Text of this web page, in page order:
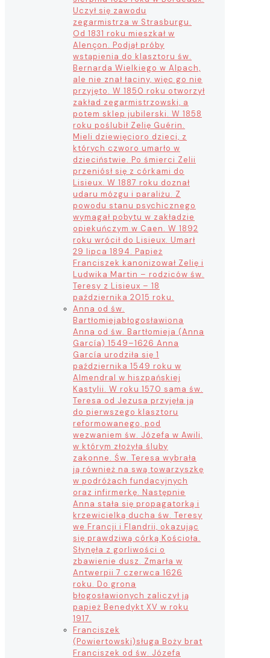
Uczył się zawodu
zegarmistrza w Strasburgu.
Od 1831 roku mieszkał w
Alençon. Podjął próby
wstąpienia do klasztoru św.
Bernarda Wielkiego w Alpach,
ale nie znał łaciny, więc go nie
przyjęto. W 1850 roku otworzył
zakład zegarmistrzowski, a
potem sklep jubilerski. W 1858
roku poślubił Zelię Guérin.
Mieli dziewięcioro dzieci, z
których czworo umarło w
dzieciństwie. Po śmierci Zelii
przeniósł się z córkami do
Lisieux. W 1887 roku doznał
udaru mózgu i paraliżu. Z
powodu stanu psychicznego
wymagał pobytu w zakładzie
opiekuńczym w Caen. W 1892
roku wrócił do Lisieux. Umarł
29 lipca 1894. Papież
Franciszek kanonizował Zelię i
Ludwika Martin – rodziców św.
Teresy z Lisieux – 18
października 2015 roku.
Anna od św.
Bartłomiejabłogosławiona
Anna od św. Bartłomieja (Anna
García) 1549–1626 Anna
García urodziła się 1
października 1549 roku w
Almendral w hiszpańskiej
Kastylii. W roku 1570 sama św.
Teresa od Jezusa przyjęła ją
do pierwszego klasztoru
reformowanego, pod
wezwaniem św. Józefa w Awili,
w którym złożyła śluby
zakonne. Św. Teresa wybrała
ją również na swą towarzyszkę
w podróżach fundacyjnych
oraz infirmerkę. Następnie
Anna stała się propagatorką i
krzewicielką ducha św. Teresy
we Francji i Flandrii, okazując
się prawdziwą córką Kościoła.
Słynęła z gorliwości o
zbawienie dusz. Zmarła w
Antwerpii 7 czerwca 1626
roku. Do grona
błogosławionych zaliczył ją
papież Benedykt XV w roku
1917.
Franciszek
(Powiertowski)sługa Boży brat
Franciszek od św. Józefa